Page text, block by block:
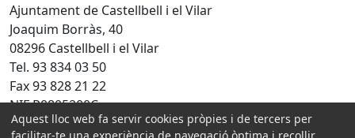
Ajuntament de Castellbell i el Vilar
Joaquim Borràs, 40
08296 Castellbell i el Vilar
Tel. 93 834 03 50
Fax 93 828 21 22
NIF P0805200C
Aquest lloc web fa servir cookies pròpies i de tercers per